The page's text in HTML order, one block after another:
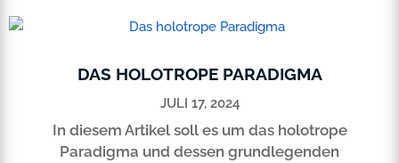
DAS HOLOTROPE PARADIGMA
JULI 17, 2024
In diesem Artikel soll es um das holotrope
Paradigma und dessen grundlegenden